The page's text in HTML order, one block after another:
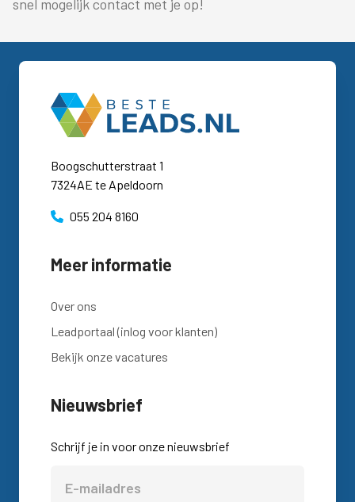
snel mogelijk contact met je op!
Boogschutterstraat 1
7324AE te Apeldoorn
055 204 8160
Meer informatie
Over ons
Leadportaal (inlog voor klanten)
Bekijk onze vacatures
Nieuwsbrief
Schrijf je in voor onze nieuwsbrief